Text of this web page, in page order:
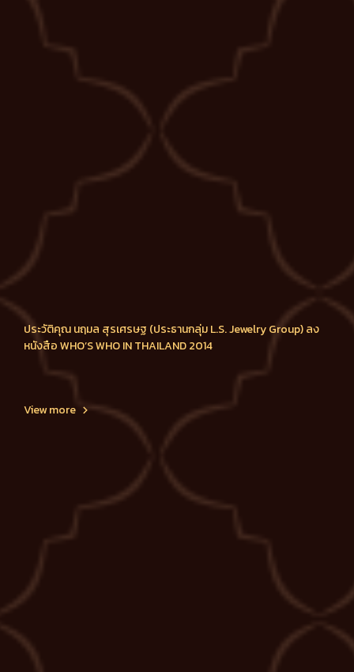
ประวัติคุณ นฤมล สุรเศรษฐ (ประธานกลุ่ม L.S. Jewelry Group) ลง
หนังสือ WHO’S WHO IN THAILAND 2014
View more